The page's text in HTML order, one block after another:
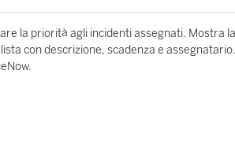
la priorità agli incidenti assegnati. Mostra
con descrizione, scadenza e